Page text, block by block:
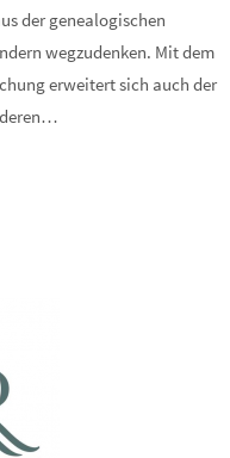
der genealogischen
wegzudenken. Mit dem
erweitert sich auch der